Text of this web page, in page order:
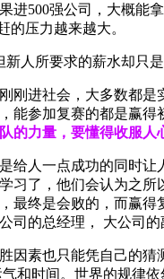
进500强公司，大概能
的压力越来越大。
人所要求的薪水却只
进社会，大多数都
参加复赛的都是赢
的力量，要懂得收服
人一点成功的同时
习了，他们会认为之
终是会败的，而赢
的总经理， 大公司
素也只能凭自己的猜
和时间。世界的规